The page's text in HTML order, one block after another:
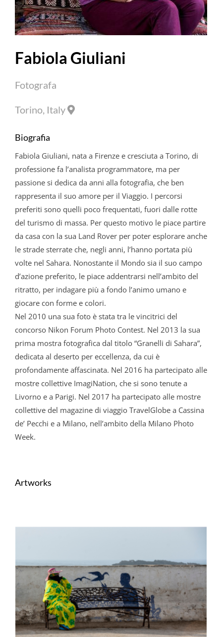
Fabiola Giuliani
Fotografa
Torino, Italy
Biografia
Fabiola Giuliani, nata a Firenze e cresciuta a Torino, di
professione fa l’analista programmatore, ma per
passione si dedica da anni alla fotografia, che ben
rappresenta il suo amore per il Viaggio. I percorsi
preferiti sono quelli poco frequentati, fuori dalle rotte
del turismo di massa. Per questo motivo le piace partire
da casa con la sua Land Rover per poter esplorare anche
le strade sterrate che, negli anni, l’hanno portata più
volte nel Sahara. Nonostante il Mondo sia il suo campo
d’azione preferito, le piace addentrarsi nell’ambito del
ritratto, per indagare più a fondo l’animo umano e
giocare con forme e colori.
Nel 2010 una sua foto è stata tra le vincitrici del
concorso Nikon Forum Photo Contest. Nel 2013 la sua
prima mostra fotografica dal titolo “Granelli di Sahara”,
dedicata al deserto per eccellenza, da cui è
profondamente affascinata. Nel 2016 ha partecipato alle
mostre collettive ImagiNation, che si sono tenute a
Livorno e a Parigi. Nel 2017 ha partecipato alle mostre
collettive del magazine di viaggio TravelGlobe a Cassina
de’ Pecchi e a Milano, nell’ambito della Milano Photo
Week.
Artworks